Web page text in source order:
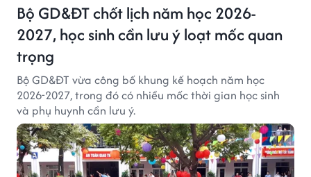
Bộ GD&ĐT chốt lịch năm học 2026-
2027, học sinh cần lưu ý loạt mốc quan
trọng
Bộ GD&ĐT vừa công bố khung kế hoạch năm học
2026-2027, trong đó có nhiều mốc thời gian học sinh
và phụ huynh cần lưu ý.